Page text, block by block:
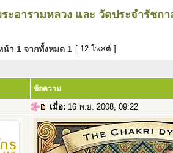
ะอารามหลวง และ วัดประจำรัชก
น้า 1 จากทั้งหมด 1 [ 12 โพสต์ ]
ข้อความ
เมื่อ: 16 พ.ย. 2008, 09:22